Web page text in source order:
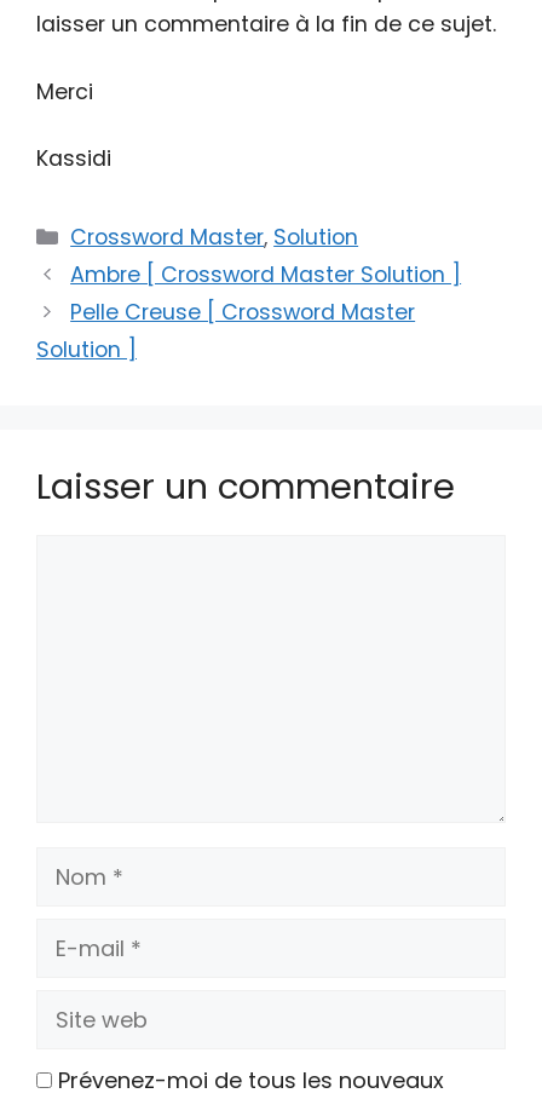
laisser un commentaire à la fin de ce sujet.
Merci
Kassidi
Catégories
Crossword Master, Solution
Ambre [ Crossword Master Solution ]
Pelle Creuse [ Crossword Master
Solution ]
Laisser un commentaire
Nom
E-
Site
Prévenez-moi de tous les nouveaux